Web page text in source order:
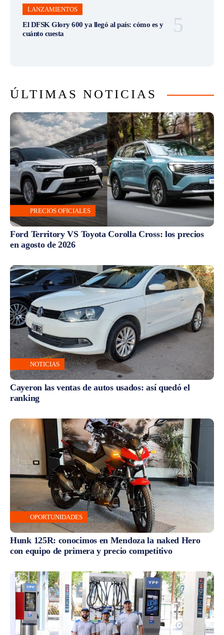
LANZAMIENTOS
El DFSK Glory 600 ya llegó al país: cómo es y
cuánto cuesta
ÚLTIMAS NOTICIAS
PRECIOS OFICIALES
Ford Territory VS Toyota Corolla Cross: los precios
en agosto de 2026
NOTICIAS
Cayeron las ventas de autos usados: así quedó el
ranking
OPORTUNIDADES
Hunk 125R: conocimos en Mendoza la naked Hero
con equipo de primera y precio competitivo